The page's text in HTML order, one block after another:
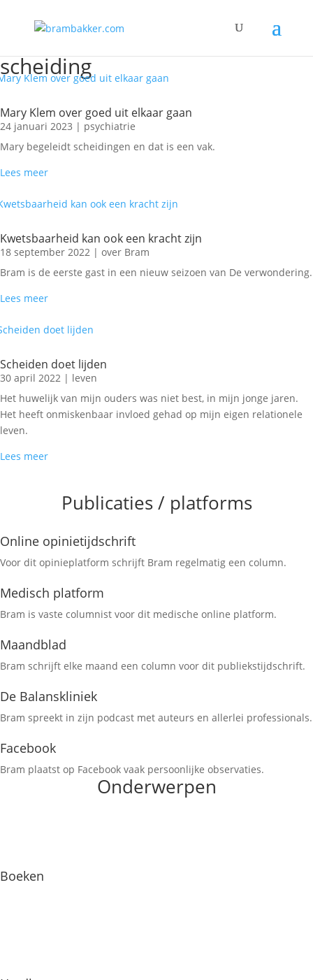
scheiding
Mary Klem over goed uit elkaar gaan
24 januari 2023 | psychiatrie
Mary begeleidt scheidingen en dat is een vak.
Lees meer
Kwetsbaarheid kan ook een kracht zijn
18 september 2022 | over Bram
Bram is de eerste gast in een nieuw seizoen van De verwondering.
Lees meer
Scheiden doet lijden
30 april 2022 | leven
Het huwelijk van mijn ouders was niet best, in mijn jonge jaren.
Het heeft onmiskenbaar invloed gehad op mijn eigen relationele
leven.
Lees meer
Publicaties / platforms
Online opinietijdschrift
Voor dit opinieplatform schrijft Bram regelmatig een column.
Medisch platform
Bram is vaste columnist voor dit medische online platform.
Maandblad
Bram schrijft elke maand een column voor dit publiekstijdschrift.
De Balanskliniek
Bram spreekt in zijn podcast met auteurs en allerlei professionals.
Facebook
Bram plaatst op Facebook vaak persoonlijke observaties.
Onderwerpen
Boeken